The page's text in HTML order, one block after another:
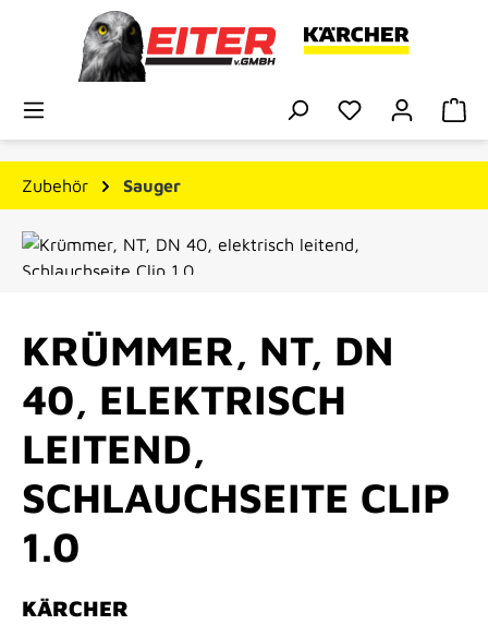
Zum Hauptinhalt springen
Du hast 0
Zubehör Sauger
Bildergalerie überspringen
KRÜMMER, NT, DN
40, ELEKTRISCH
LEITEND,
SCHLAUCHSEITE CLIP
1.0
KÄRCHER